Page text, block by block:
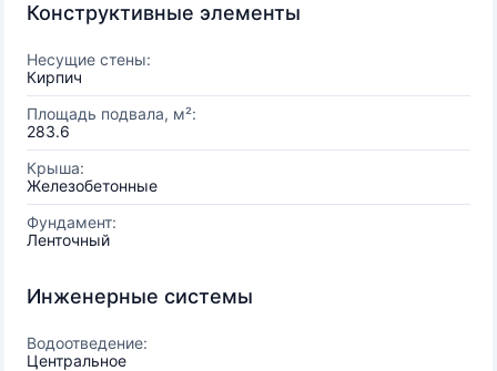
Конструктивные элементы
Несущие стены:
Кирпич
Площадь подвала, м²:
283.6
Крыша:
Железобетонные
Фундамент:
Ленточный
Инженерные системы
Водоотведение:
Центральное